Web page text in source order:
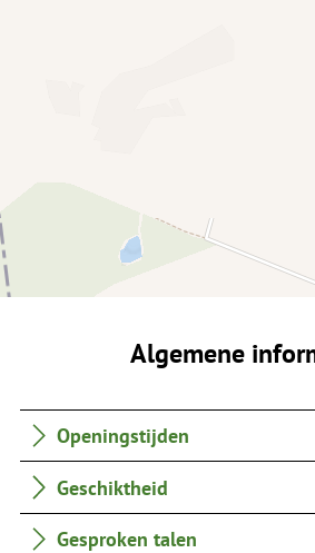
Algemene
Openingstijden
Geschiktheid
Gesproken talen